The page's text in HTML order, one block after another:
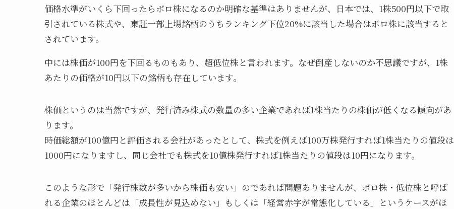
価格水準がいくら下回ったらボロ株になるのか明確な基準はありませんが、日本では、1株500円以下で取
引されている株式や、東証一部上場銘柄のうちランキング下位20%に該当した場合はボロ株に該当すると
されています。
中には株価が100円を下回るものもあり、超低位株と言われます。なぜ倒産しないのか不思議ですが、1株
あたりの価格が10円以下の銘柄も存在しています。
株価というのは当然ですが、発行済み株式の数量の多い企業であれば1株当たりの株価が低くなる傾向があ
ります。
時価総額が100億円と評価される会社があったとして、株式を例えば100万株発行すれば1株当たりの値段は
1000円になりますし、同じ会社でも株式を10億株発行すれば1株当たりの値段は10円になります。
このような形で「発行株数が多いから株価も安い」のであれば問題ありませんが、ボロ株・低位株と呼ば
れる企業のほとんどは「成長性が見込めない」もしくは「経営赤字が常態化している」というケースがほ